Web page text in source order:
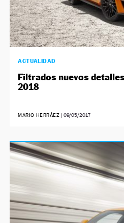
ACTUALIDAD
Filtrados nuevos
2018
MARIO HERRÁEZ | 09/05/2017